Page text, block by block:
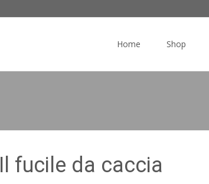
Home Shop
Il fucile da caccia